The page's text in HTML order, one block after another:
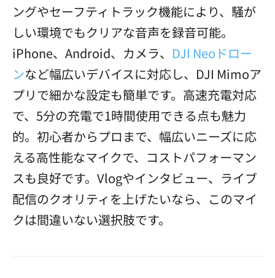
ングやセーフティトラック機能により、騒が
しい環境でもクリアな音声を録音可能。
iPhone、Android、カメラ、 DJI Neo ドロー
ンなど幅広いデバイスに対応し、DJI Mimoア
プリで細かな設定も簡単です。高速充電対応
で、5分の充電で1時間使用できる点も魅力
的。初心者からプロまで、幅広いニーズに応
える高性能なマイクで、コストパフォーマン
スも良好です。Vlogやインタビュー、ライブ
配信のクオリティを上げたいなら、このマイ
クは間違いない選択肢です。